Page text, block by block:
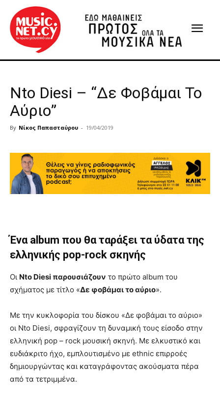
Nto Diesi – “Δε Φοβάμαι Το
Αύριο”
By Νίκος Παπασταύρου - 19/04/2019
Ένα album που θα ταράξει τα ύδατα της
ελληνικής pop-rock σκηνής
Oι Nto Diesi παρουσιάζουν το πρώτο album του
σχήματος με τίτλο «Δε φοβάμαι το αύριο».
Με την κυκλοφορία του δίσκου «Δε φοβάμαι το αύριο»
οι Nto Diesi, σφραγίζουν τη δυναμική τους είσοδο στην
ελληνική pop – rock μουσική σκηνή. Με ελκυστικό και
ευδιάκριτο ήχο, εμπλουτισμένο με ethnic επιρροές
δημιουργώντας και καταγράφοντας ακούσματα πέρα
από τα τετριμμένα.